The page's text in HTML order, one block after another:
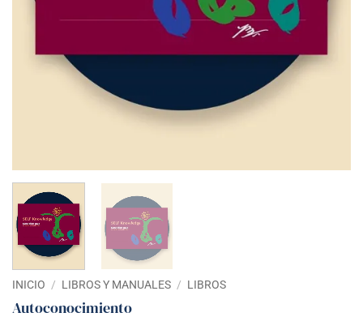
INICIO / LIBROS Y MANUALES / LIBROS
Autoconocimiento